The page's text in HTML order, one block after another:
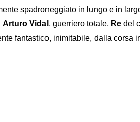
spadroneggiato in lungo e in
Arturo Vidal , guerriero totale, Re del
fantastico, inimitabile, dalla corsa